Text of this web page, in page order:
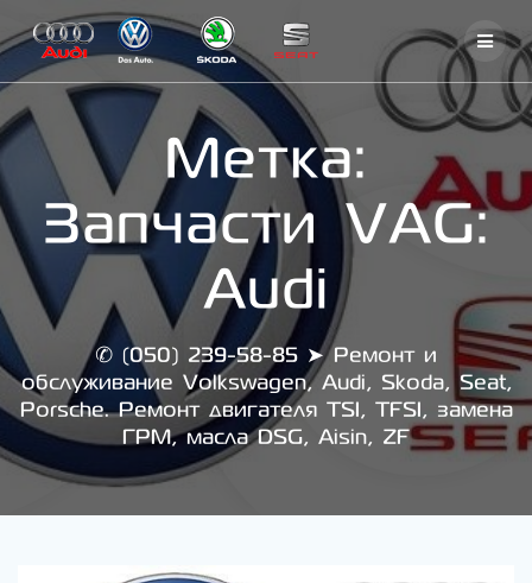
content
Метка:
Запчасти VAG:
Audi
✆ (050) 239-58-85 ➤ Ремонт и
обслуживание Volkswagen, Audi, Skoda, Seat,
Porsche. Ремонт двигателя TSI, TFSI, замена
ГРМ, масла DSG, Aisin, ZF